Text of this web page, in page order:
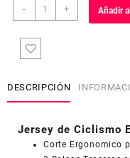
-
Jersey
de
Estandar
Caballero
+ Añadir
DESCRIPCIÓN
Jersey de Ciclismo
Corte Ergonomico